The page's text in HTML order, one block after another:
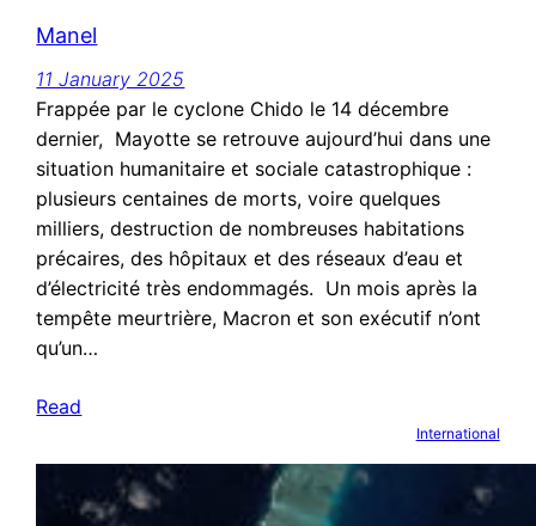
Manel
11 January 2025
Frappée par le cyclone Chido le 14 décembre
dernier, Mayotte se retrouve aujourd’hui dans une
situation humanitaire et sociale catastrophique :
plusieurs centaines de morts, voire quelques
milliers, destruction de nombreuses habitations
précaires, des hôpitaux et des réseaux d’eau et
d’électricité très endommagés. Un mois après la
tempête meurtrière, Macron et son exécutif n’ont
qu’un…
Read
International